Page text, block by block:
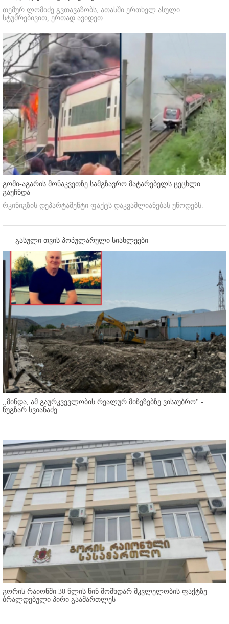
თემურ ლომიძე გვთავაზობს, ათასში ერთხელ ასული
სტუმრებივით, ერთად ავიდეთ
გომი-აგარის მონაკვეთზე სამგზავრო მატარებელს ცეცხლი
გაუჩნდა
რკინიგზის დეპარტამენტი ფაქტს დაკვამლიანებას უწოდებს.
გასული თვის პოპულარული სიახლეები
,,მინდა, ამ გაურკვევლობის რეალურ მიზეზებზე ვისაუბრო'' -
ნუგზარ სვიანაძე
გორის რაიონში 30 წლის წინ მომხდარ მკვლელობის ფაქტზე
ბრალდებული პირი გაამართლეს